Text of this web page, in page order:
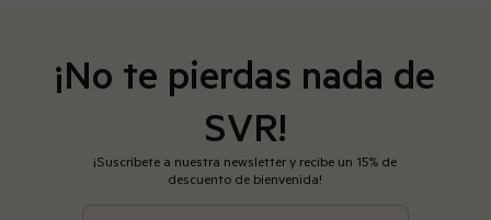
¡No te pierdas nada de
SVR!
¡Suscríbete a nuestra newsletter y recibe un 15% de
descuento de bienvenida!